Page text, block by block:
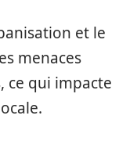
et le
menaces
ce qui impacte